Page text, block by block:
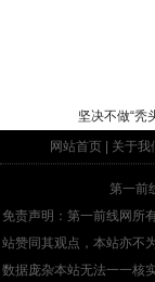
坚决不做“秃
网站首页
关于我
第一前
免责声明：第一前线网所
站赞同其观点，本站亦不
数据庞杂本站无法一一核